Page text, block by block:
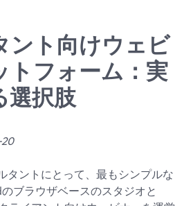
ント向けウェビ
トフォーム：実
選択肢
タントにとって、最もシンプルな
ブラウザベースのスタジオと